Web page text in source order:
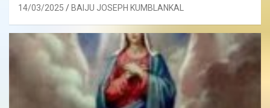
14/03/2025 BAIJU JOSEPH KUMBLANKAL